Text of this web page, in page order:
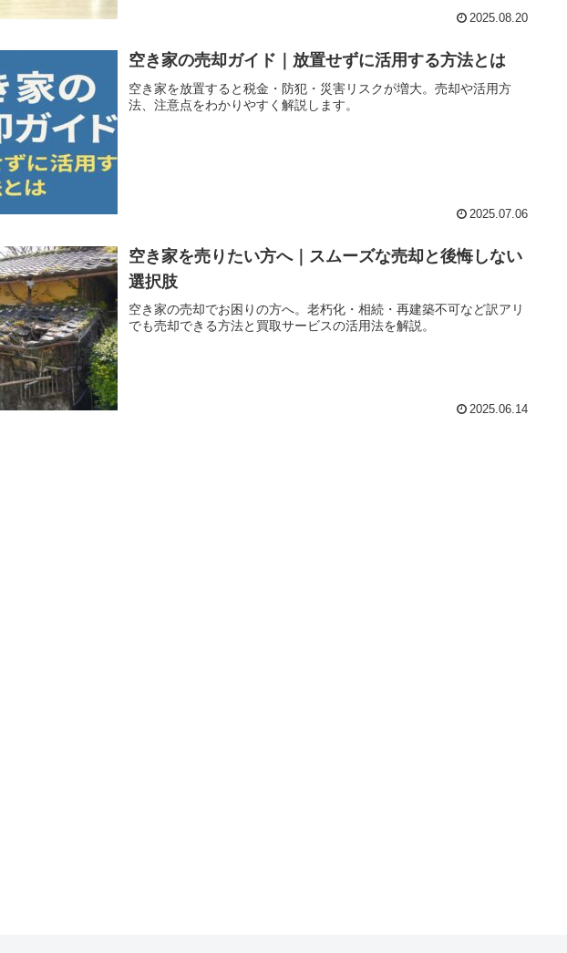
2025.08.20
空き家の売却ガイド｜放置せずに活用する方法とは
空き家を放置すると税金・防犯・災害リスクが増大。売却や活用方
法、注意点をわかりやすく解説します。
2025.07.06
空き家を売りたい方へ｜スムーズな売却と後悔しない
選択肢
空き家の売却でお困りの方へ。老朽化・相続・再建築不可など訳アリ
でも売却できる方法と買取サービスの活用法を解説。
2025.06.14